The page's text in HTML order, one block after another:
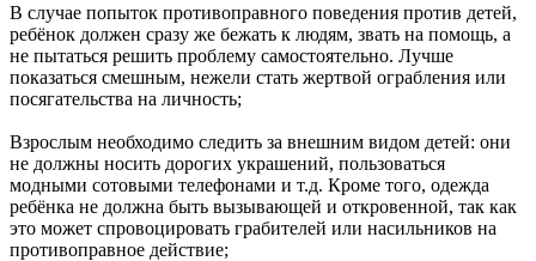
В случае попыток противоправного поведения против детей,
ребёнок должен сразу же бежать к людям, звать на помощь, а
не пытаться решить проблему самостоятельно. Лучше
показаться смешным, нежели стать жертвой ограбления или
посягательства на личность;
Взрослым необходимо следить за внешним видом детей: они
не должны носить дорогих украшений, пользоваться
модными сотовыми телефонами и т.д. Кроме того, одежда
ребёнка не должна быть вызывающей и откровенной, так как
это может спровоцировать грабителей или насильников на
противоправное действие;